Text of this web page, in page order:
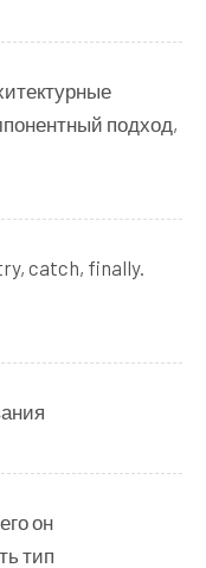
подход,
catch, finally.
он
тип